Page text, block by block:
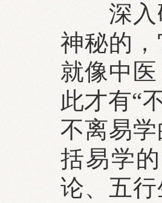
深
神秘的
就像中
此才有“
不离易
括易学
论、五